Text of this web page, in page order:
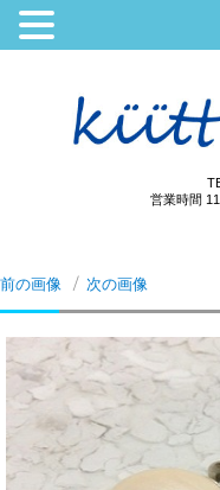
営業時間
前の画像 次の画像